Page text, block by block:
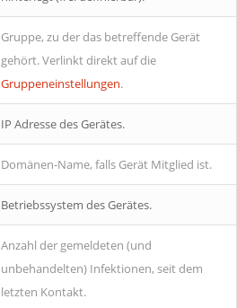
Gruppe, zu der das betreffende Gerät
gehört. Verlinkt direkt auf die
Gruppeneinstellungen.
IP Adresse des Gerätes.
Domänen-Name, falls Gerät Mitglied ist.
Betriebssystem des Gerätes.
Anzahl der gemeldeten (und
unbehandelten) Infektionen, seit dem
letzten Kontakt.